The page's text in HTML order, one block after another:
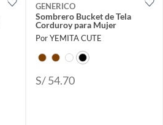
GENERICO
Sombrero Bucket de Tela
Corduroy para Mujer
Por YEMITA CUTE
S/ 54.70